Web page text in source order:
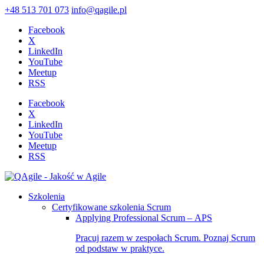
+48 513 701 073 info@qagile.pl
Facebook
X
LinkedIn
YouTube
Meetup
RSS
Facebook
X
LinkedIn
YouTube
Meetup
RSS
Szkolenia
Certyfikowane szkolenia Scrum
Applying Professional Scrum – APS
Pracuj razem w zespołach Scrum. Poznaj Scrum
od podstaw w praktyce.